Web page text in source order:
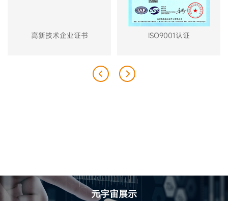
高新技术企业证书 ISO9001认证
元宇宙展示